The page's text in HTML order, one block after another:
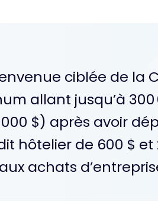
ciblée de la
allant jusqu’à
$) après avoir
hôtelier de 600 $ et
achats